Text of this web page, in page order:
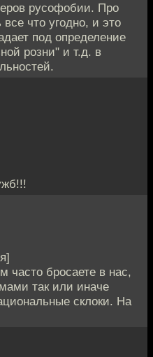
русофобии. Про
что угодно, и это
под определение
розни" и т.д. в
часто бросаете в нас,
так или иначе
склоки. На